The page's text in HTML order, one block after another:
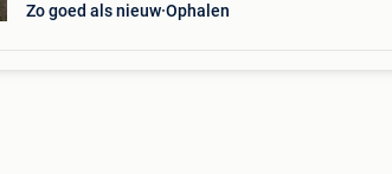
Zo goed als nieuw Ophalen